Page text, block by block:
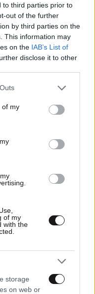
to third parties prior to
out of the further
by third parties on the
This information may
on the IAB’s List of
disclose it to other
one or more Google
You may click to
its third-party tags to
in below Google
of my
of my
with the
storage
on web or
ότι πάσχει από